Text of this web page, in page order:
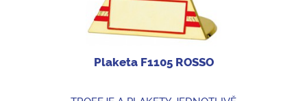
Plaketa F1105 ROSSO